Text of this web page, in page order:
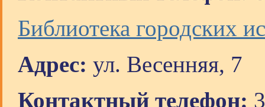
Библиотека городских
Адрес: ул. Весенняя, 7
Контактный телефон: